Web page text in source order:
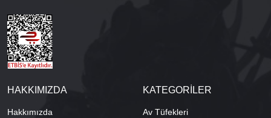
HAKKIMIZDA
Hakkımızda
KATEGORİLER
Av Tüfekleri